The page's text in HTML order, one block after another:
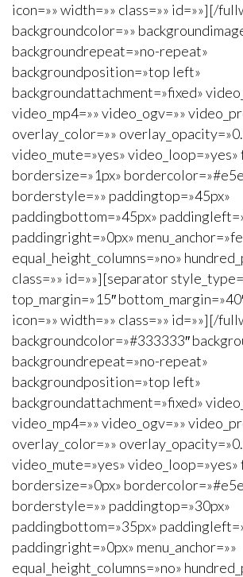
icon=»» width=»» class=»» id=»»][/
backgroundcolor=»»
backgroundrepeat=»no-repeat»
backgroundposition=»top left»
backgroundattachment=»fixed»
video_mp4=»» video_ogv=»»
overlay_color=»»
video_mute=»yes» video_loop=»yes»
bordersize=»1px»
borderstyle=»» paddingtop=»45px»
paddingbottom=»45px»
paddingright=»0px»
equal_height_columns=»no»
class=»» id=»»][separator
top_margin=»15″
icon=»» width=»» class=»» id=»»][/
backgroundcolor=»#333333″
backgroundrepeat=»no-repeat»
backgroundposition=»top left»
backgroundattachment=»fixed»
video_mp4=»» video_ogv=»»
overlay_color=»»
video_mute=»yes» video_loop=»yes»
bordersize=»0px»
borderstyle=»» paddingtop=»30px»
paddingbottom=»35px»
paddingright=»0px» menu_anchor=»»
equal_height_columns=»no»